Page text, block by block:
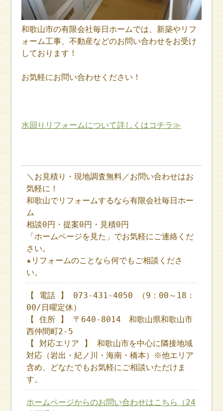
和歌山市の有限会社毎日ホームでは、新築やリフ
ォーム工事、不動産などのお問い合わせをお受け
しております！
お気軽にお問い合わせください！
水回りリフォームについて詳しくはコチラ≫
＼お見積り・現地調査無料／お問い合わせはお
気軽に！
和歌山でリフォームするなら有限会社毎日ホー
ム
相談0円・提案0円・見積0円
「ホームページを見た」でお気軽にご連絡くだ
さい。
★リフォームのことなら何でもご相談くださ
い。
【 電話 】 073-431-4050 （9：00～18：
00/日曜定休）
【 住所 】 〒640-8014 和歌山県和歌山市
西仲間町2-5
【 対応エリア 】 和歌山市を中心に隣接地域
対応（岩出・紀ノ川・海南・橋本）※他エリア
含め、どなたでもお気軽にご相談いただけま
す。
ホームページからのお問い合わせはこちら（24